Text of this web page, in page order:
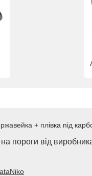
+ плівка під
пороги від